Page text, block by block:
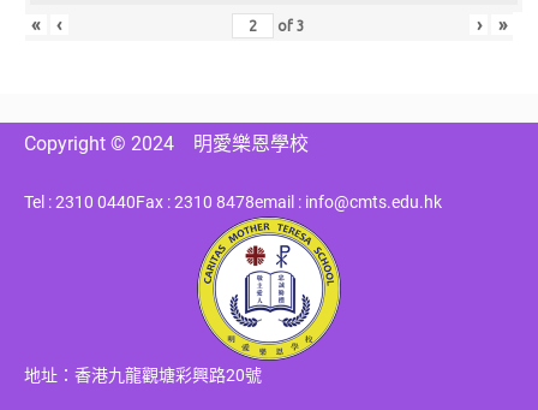
« ‹ of3 › »
Copyright © 2024 明愛樂恩學校
Tel : 2310 0440Fax : 2310 8478email : info@cmts.edu.hk
地址：香港九龍觀塘彩興路20號